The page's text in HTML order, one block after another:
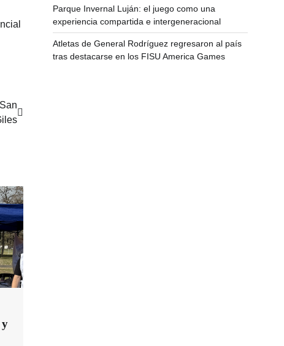
y
Parque Invernal Luján: el juego como una
experiencia compartida e intergeneracional
Atletas de General Rodríguez regresaron al país
tras destacarse en los FISU America Games